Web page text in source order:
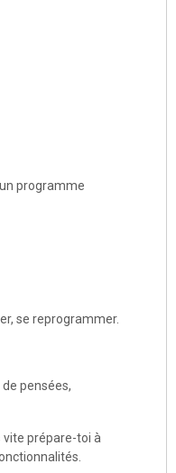
programme
se reprogrammer.
pensées,
prépare-toi à